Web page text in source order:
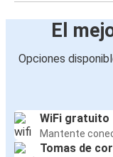
El
Opciones
WiFi gratuito
Mantente
Tomas de